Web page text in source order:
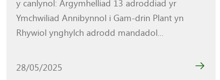
y canlynol: Argymhelliad 13 adroddiad yr
Ymchwiliad Annibynnol i Gam-drin Plant yn
Rhywiol ynghylch adrodd mandadol...
28/05/2025